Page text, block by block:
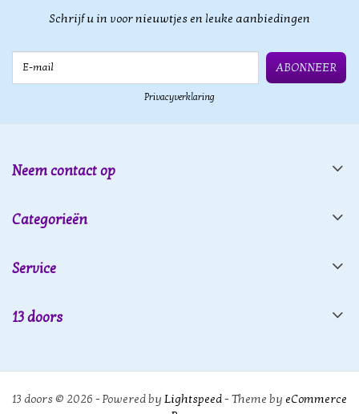
Schrijf u in voor nieuwtjes en leuke aanbiedingen
ABONNEER
Privacyverklaring
Neem contact op
Categorieën
Service
13 doors
13 doors © 2026 - Powered by Lightspeed- Theme by eCommerce